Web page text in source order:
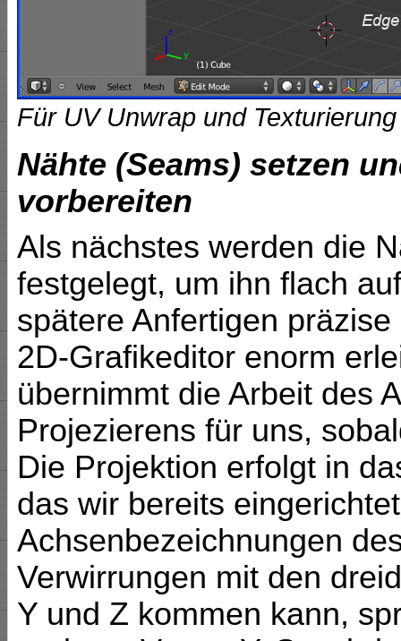
Für UV Unwrap und
Nähte (Seams) setzen
vorbereiten
Als nächstes werden die
festgelegt, um ihn flach
spätere Anfertigen
2D-Grafikeditor enorm
übernimmt die Arbeit des
Projezierens für uns,
Die Projektion erfolgt in
das wir bereits
Achsenbezeichnungen
Verwirrungen mit den
Y und Z kommen kann,